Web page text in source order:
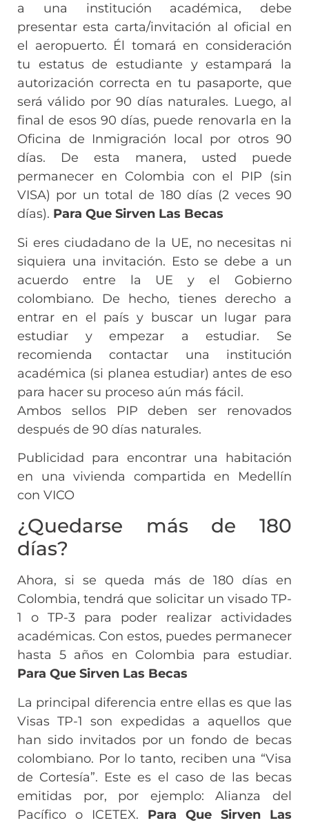
a una institución académica, debe
presentar esta carta/invitación al oficial en
el aeropuerto. Él tomará en consideración
tu estatus de estudiante y estampará la
autorización correcta en tu pasaporte, que
será válido por 90 días naturales. Luego, al
final de esos 90 días, puede renovarla en la
Oficina de Inmigración local por otros 90
días. De esta manera, usted puede
permanecer en Colombia con el PIP (sin
VISA) por un total de 180 días (2 veces 90
días). Para Que Sirven Las Becas
Si eres ciudadano de la UE, no necesitas ni
siquiera una invitación. Esto se debe a un
acuerdo entre la UE y el Gobierno
colombiano. De hecho, tienes derecho a
entrar en el país y buscar un lugar para
estudiar y empezar a estudiar. Se
recomienda contactar una institución
académica (si planea estudiar) antes de eso
para hacer su proceso aún más fácil.
Ambos sellos PIP deben ser renovados
después de 90 días naturales.
Publicidad para encontrar una habitación
en una vivienda compartida en Medellín
con VICO
¿Quedarse más de 180
días?
Ahora, si se queda más de 180 días en
Colombia, tendrá que solicitar un visado TP-
1 o TP-3 para poder realizar actividades
académicas. Con estos, puedes permanecer
hasta 5 años en Colombia para estudiar.
Para Que Sirven Las Becas
La principal diferencia entre ellas es que las
Visas TP-1 son expedidas a aquellos que
han sido invitados por un fondo de becas
colombiano. Por lo tanto, reciben una “Visa
de Cortesía”. Este es el caso de las becas
emitidas por, por ejemplo: Alianza del
Pacífico o ICETEX. Para Que Sirven Las